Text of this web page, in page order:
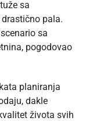
sa
pala.
sa
pogodovao
planiranja
dakle
života svih